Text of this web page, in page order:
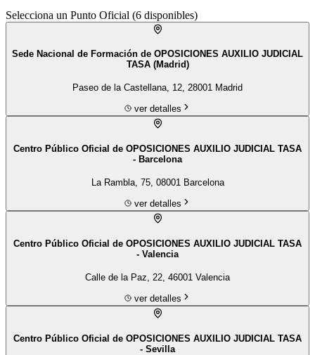
Selecciona un Punto Oficial (6 disponibles)
Sede Nacional de Formación de OPOSICIONES AUXILIO JUDICIAL
TASA (Madrid)
Paseo de la Castellana, 12, 28001 Madrid
ver detalles
Centro Público Oficial de OPOSICIONES AUXILIO JUDICIAL TASA
- Barcelona
La Rambla, 75, 08001 Barcelona
ver detalles
Centro Público Oficial de OPOSICIONES AUXILIO JUDICIAL TASA
- Valencia
Calle de la Paz, 22, 46001 Valencia
ver detalles
Centro Público Oficial de OPOSICIONES AUXILIO JUDICIAL TASA
- Sevilla